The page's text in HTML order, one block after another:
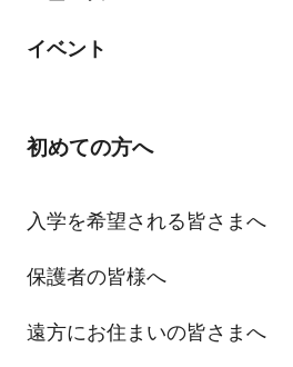
イベント
初めての方へ
入学を希望される皆さまへ
保護者の皆様へ
遠方にお住まいの皆さまへ